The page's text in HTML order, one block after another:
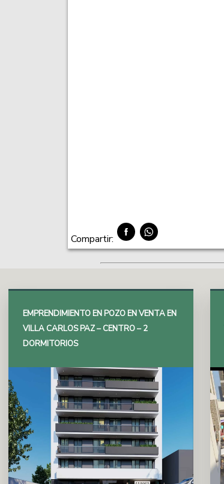
Compartir:
EMPRENDIMIENTO EN POZO EN VENTA EN
VILLA CARLOS PAZ – CENTRO – 2
DORMITORIOS